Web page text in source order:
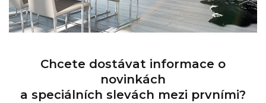
Chcete dostávat informace o
novinkách
a speciálních slevách mezi prvními?